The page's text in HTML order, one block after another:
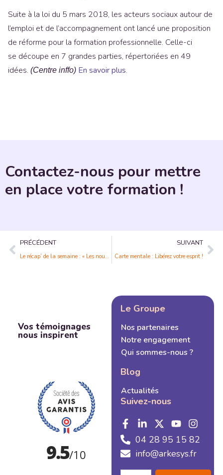
Suite à la loi du 5 mars 2018, les acteurs sociaux autour de
l’emploi et de l’accompagnement ont lancé une proposition
de réforme pour la formation professionnelle. Celle-ci
se découpe en 7 grandes parties, répertoriées en 49
idées. (Centre inffo) En savoir plus.
Contactez-nous pour mettre
en place votre formation !
PRÉCÉDENT
Le récap’ de la semaine : « Les nouveaux modes de travail ont-ils un impact sur la santé mentale ? »
SUIVANT
Carte mentale : Libérez votre esprit !
Vos témoignages
nous inspirent
Le Groupe
Nos partenaires
Notre engagement
Qui sommes-nous ?
Blog
Actualités
Suivez-nous
04 28 95 15 82
info@arkesys.fr